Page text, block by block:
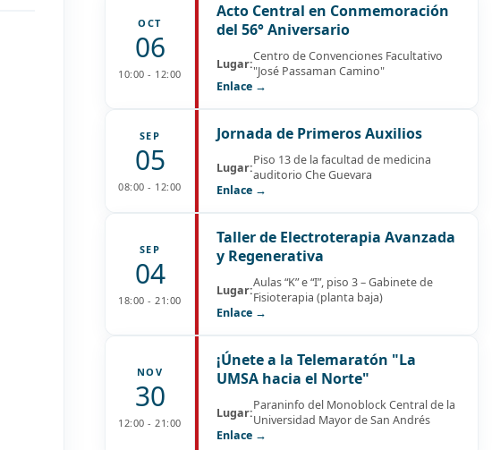
OCT
06
10:00 - 12:00
Acto Central en Conmemoración
del 56° Aniversario
Lugar:Centro de Convenciones Facultativo
"José Passaman Camino"
Enlace →
SEP
05
08:00 - 12:00
Jornada de Primeros Auxilios
Lugar:Piso 13 de la facultad de medicina
auditorio Che Guevara
Enlace →
SEP
04
18:00 - 21:00
Taller de Electroterapia Avanzada
y Regenerativa
Lugar:Aulas “K” e “I”, piso 3 – Gabinete de
Fisioterapia (planta baja)
Enlace →
NOV
30
12:00 - 21:00
¡Únete a la Telemaratón "La
UMSA hacia el Norte"
Lugar:Paraninfo del Monoblock Central de la
Universidad Mayor de San Andrés
Enlace →